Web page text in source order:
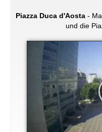
Piazza Duca d'Aosta-
und die